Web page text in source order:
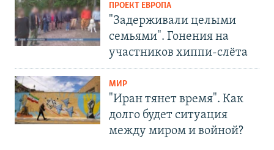
ПРОЕКТ ЕВРОПА
"Задерживали целыми
семьями". Гонения на
участников хиппи-слёта
МИР
"Иран тянет время". Как
долго будет ситуация
между миром и войной?